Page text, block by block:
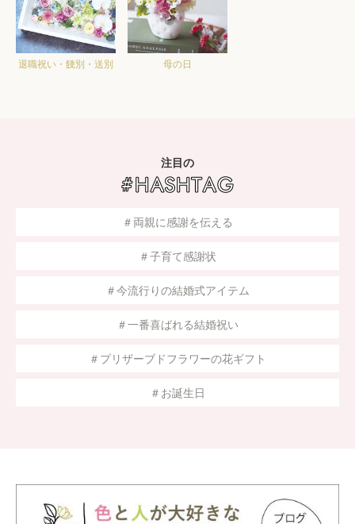
退職祝い・餞別・送別 母の日
注目の
＃両親に感謝を伝える
＃子育て感謝状
＃今流行りの結婚式アイテム
＃一番喜ばれる結婚祝い
＃プリザーブドフラワーの花ギフト
＃お誕生日